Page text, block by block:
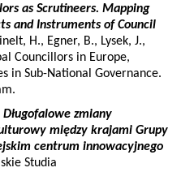
as Scrutineers. Mapping
and Instruments of Council
H., Egner, B., Lysek, J.,
Councillors in Europe,
in Sub-National Governance.
Długofalowe zmiany
między krajami Grupy
centrum innowacyjnego
Studia